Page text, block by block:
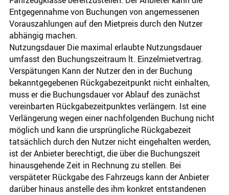
Entgegennahme von Buchungen von angemessenen
Vorauszahlungen auf den Mietpreis durch den Nutzer
abhängig machen.
Nutzungsdauer Die maximal erlaubte Nutzungsdauer
umfasst den Buchungszeitraum lt. Einzelmietvertrag.
Verspätungen Kann der Nutzer den in der Buchung
bekanntgegebenen Rückgabezeitpunkt nicht einhalten,
muss er die Buchungsdauer vor Ablauf des zunächst
vereinbarten Rückgabezeitpunktes verlängern. Ist eine
Verlängerung wegen einer nachfolgenden Buchung nicht
möglich und kann die ursprüngliche Rückgabezeit
tatsächlich durch den Nutzer nicht eingehalten werden,
ist der Anbieter berechtigt, die über die Buchungszeit
hinausgehende Zeit in Rechnung zu stellen. Bei
verspäteter Rückgabe des Fahrzeugs kann der Anbieter
darüber hinaus anstelle des ihm konkret entstandenen